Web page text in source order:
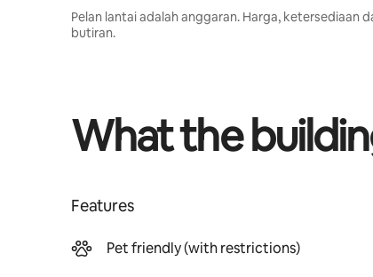
Pelan lantai adalah anggaran. Harga,
butiran.
What the
Features
Pet friendly (with restrictions)